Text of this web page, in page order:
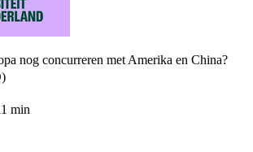
nog concurreren met Amerika en China?
min